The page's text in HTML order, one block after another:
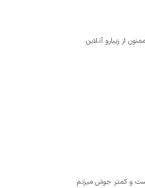
از زیبارو آنلاین
و کمتر جوش میزنم